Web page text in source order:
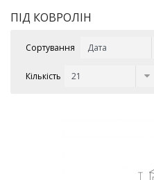
ПІД КОВРОЛІН
Сортування
Кількість